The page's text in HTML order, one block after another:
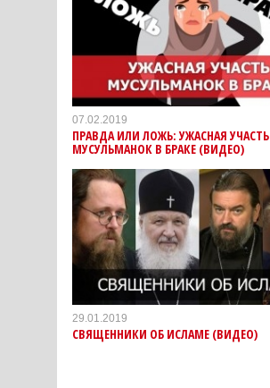
07.02.2019
ПРАВДА ИЛИ ЛОЖЬ: УЖАСНАЯ УЧАСТЬ
МУСУЛЬМАНОК В БРАКЕ (ВИДЕО)
29.01.2019
СВЯЩЕННИКИ ОБ ИСЛАМЕ (ВИДЕО)